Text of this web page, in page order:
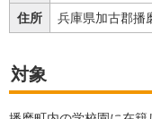
住所 兵庫県加古郡播
対象